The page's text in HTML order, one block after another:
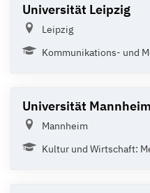
Universität Leipzig
Leipzig
Kommunikations- und
Universität Mannheim
Mannheim
Kultur und Wirtschaft: